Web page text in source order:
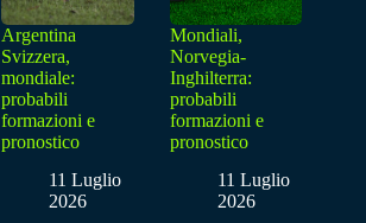
Argentina
Svizzera,
mondiale:
probabili
formazioni e
pronostico
11 Luglio
2026
Mondiali,
Norvegia-
Inghilterra:
probabili
formazioni e
pronostico
11 Luglio
2026